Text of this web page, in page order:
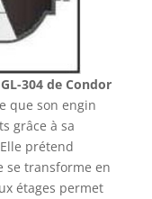
304 de Condor
que son engin
grâce à sa
prétend
se transforme en
étages permet